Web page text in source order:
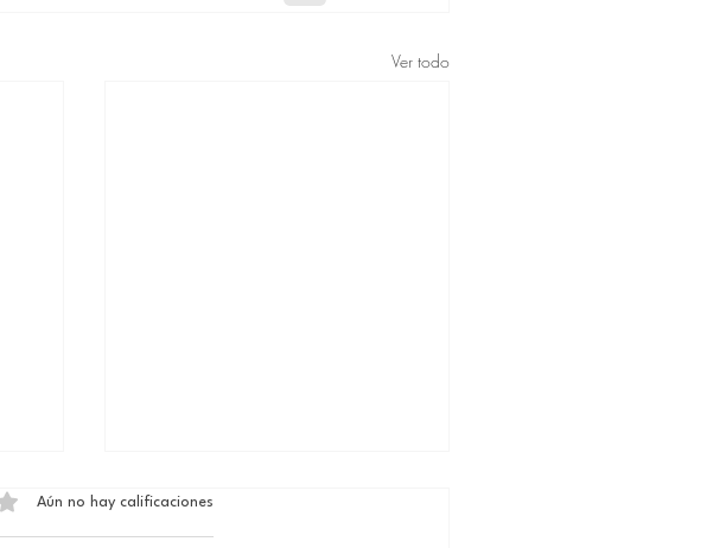
Ver todo
5 estrellas.
Aún no hay calificaciones